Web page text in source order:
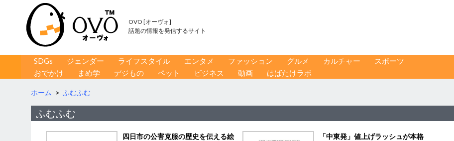
OVO [オーヴォ]
話題の情報を発信するサイト
コンテンツへ移動
SDGs ジェンダー ライフスタイル エンタメ ファッション グルメ カルチャー
スポーツ
おでかけ
まめ学 デジもの ペット ビジネス 動画 はばたけラボ
ホーム > ふむふむ
ふむふむ
四日市の公害克服の歴史を伝える絵
「中東発」値上げラッシュが本格